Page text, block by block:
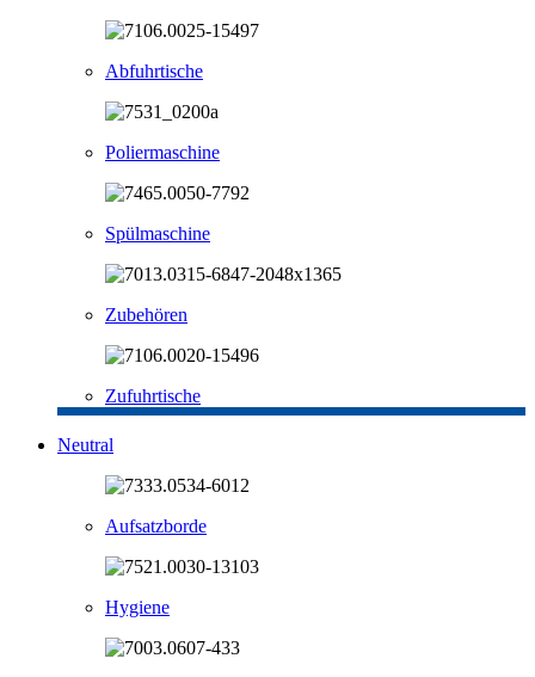
Abfuhrtische
Poliermaschine
Spülmaschine
Zubehören
Zufuhrtische
Neutral
Aufsatzborde
Hygiene